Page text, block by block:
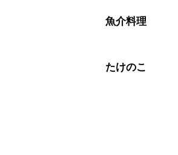
※日持ちは目安
魚介料理
たけのこ